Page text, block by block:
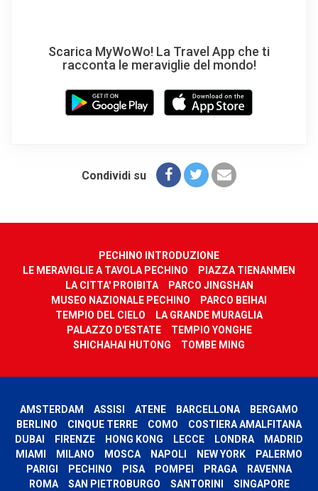
Scarica MyWoWo! La Travel App che ti
racconta le meraviglie del mondo!
Condividi su
PECHINO INTRODUZIONE
LE MERAVIGLIE A TAVOLA PECHINO
PIAZZA TIENANMEN
LA CITTA' PROIBITA
PARCO JINGSHAN
MUSEO NAZIONALE PECHINO
PARCO BEIHAI
TEMPIO DEL CIELO
LA GRANDE MURAGLIA
PALAZZO D'ESTATE
TEMPIO YONGHE
SHICHAHAI HUTONG
TOMBE MING
AMSTERDAM ASSISI ATENE BARCELLONA
BERGAMO
BERLINO
CINQUE TERRE COMO
COSTIERA AMALFITANA
DUBAI
FIRENZE HONG KONG LECCE LONDRA
MADRID
MIAMI
MILANO MOSCA NAPOLI NEW YORK
PALERMO
PARIGI
PECHINO PISA POMPEI PRAGA
RAVENNA
ROMA
SAN PIETROBURGO SANTORINI SINGAPORE